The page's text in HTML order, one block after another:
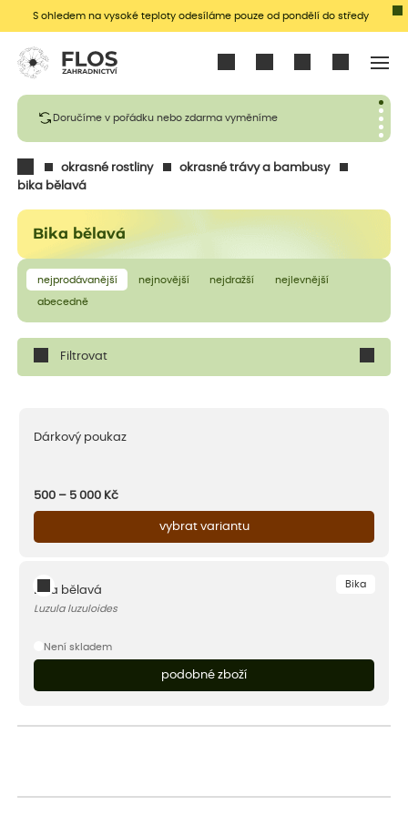
S ohledem na vysoké teploty odesíláme pouze od pondělí do středy
Doručíme v pořádku nebo zdarma vyměníme
okrasné rostliny
okrasné trávy a bambusy
bika bělavá
Bika bělavá
nejprodávanější nejnovější nejdražší nejlevnější
abecedně
Filtrovat
Dárkový poukaz
500 – 5 000 Kč
vybrat variantu
Bika
Bika bělavá
Luzula luzuloides
Není skladem
podobné zboží